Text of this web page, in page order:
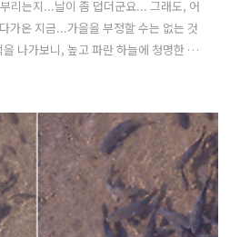
리는지...날이 좀 덥더군요... 그래도, 어
가온 지금...가을을 부정할 수는 없는 것
나가보니, 높고 파란 하늘에 청명한 날
만드는 가을이란 넘은... 어느새 저희
기고 있군요.... (줌을 최대로 했는데도,
둥(?)오리들도 보이는데, 이날은 눈에
람에 그 물결이 출렁이고 있습니다.. 이
긴 꽃이 예쁘게 피어있군요.... 혹시, 이
? 강아지..